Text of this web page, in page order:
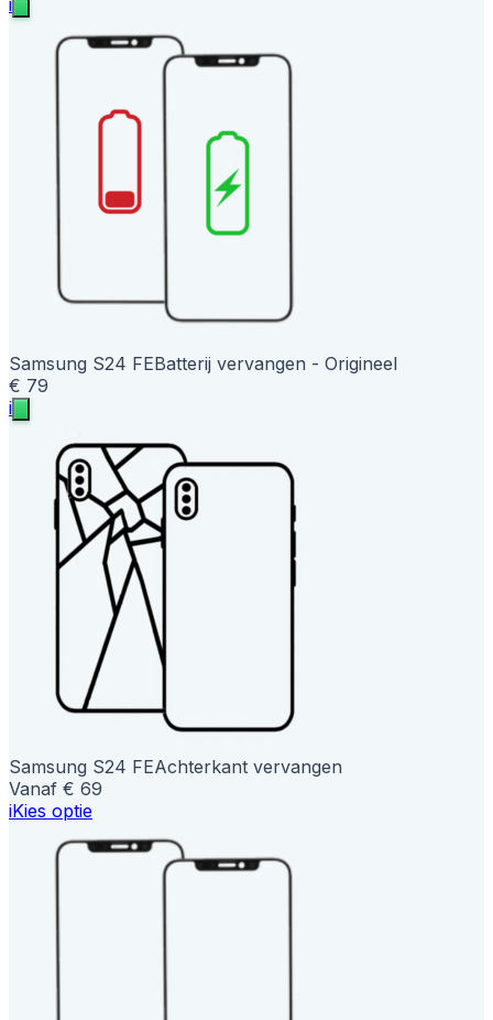
Samsung S24 FEBatterij vervangen - Origineel
€ 79
i
Samsung S24 FEAchterkant vervangen
Vanaf € 69
iKies optie